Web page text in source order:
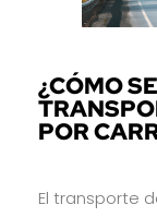
¿CÓMO
POR
El transporte